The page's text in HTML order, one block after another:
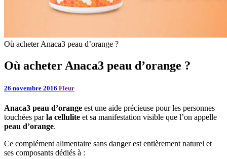
Où acheter Anaca3 peau d’orange ?
Où acheter Anaca3 peau d’orange ?
26 novembre 2016 Fleur
Anaca3 peau d’orange est une aide précieuse pour les personnes
touchées parla cellulite et sa manifestation visible que l’on appelle
peau d’orange.
Ce complément alimentaire sans danger est entièrement naturel et
ses composants dédiés à :